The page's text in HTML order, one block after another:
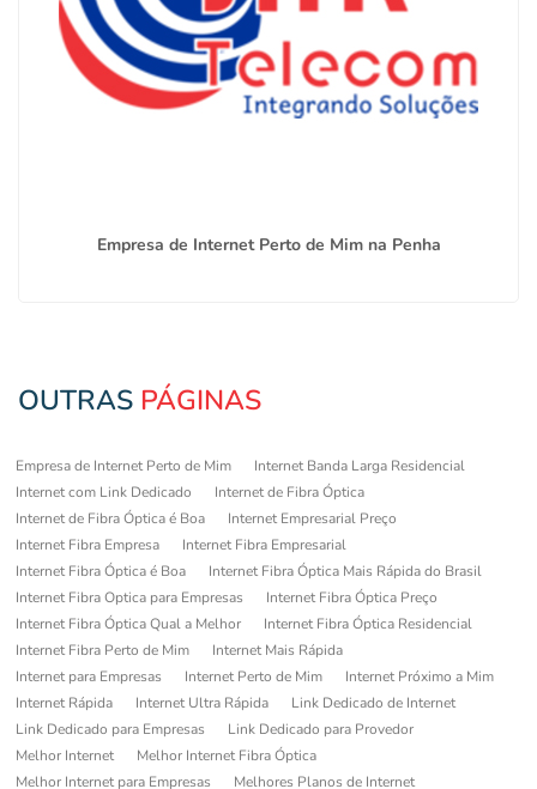
Empresa de Internet Perto de Mim na Penha
OUTRAS PÁGINAS
Empresa de Internet Perto de Mim
Internet Banda Larga Residencial
Internet com Link Dedicado
Internet de Fibra Óptica
Internet de Fibra Óptica é Boa
Internet Empresarial Preço
Internet Fibra Empresa
Internet Fibra Empresarial
Internet Fibra Óptica é Boa
Internet Fibra Óptica Mais Rápida do Brasil
Internet Fibra Optica para Empresas
Internet Fibra Óptica Preço
Internet Fibra Óptica Qual a Melhor
Internet Fibra Óptica Residencial
Internet Fibra Perto de Mim
Internet Mais Rápida
Internet para Empresas
Internet Perto de Mim
Internet Próximo a Mim
Internet Rápida
Internet Ultra Rápida
Link Dedicado de Internet
Link Dedicado para Empresas
Link Dedicado para Provedor
Melhor Internet
Melhor Internet Fibra Óptica
Melhor Internet para Empresas
Melhores Planos de Internet